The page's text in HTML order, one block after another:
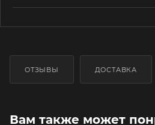
ОТЗЫВЫ ДОСТАВКА
Вам также может